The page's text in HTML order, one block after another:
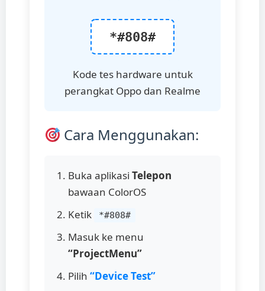
*#808#
Kode tes hardware untuk
perangkat Oppo dan Realme
Cara Menggunakan:
Buka aplikasi Telepon
bawaan ColorOS
Ketik
*#808#
Masuk ke menu
“ProjectMenu”
Pilih “Device Test”